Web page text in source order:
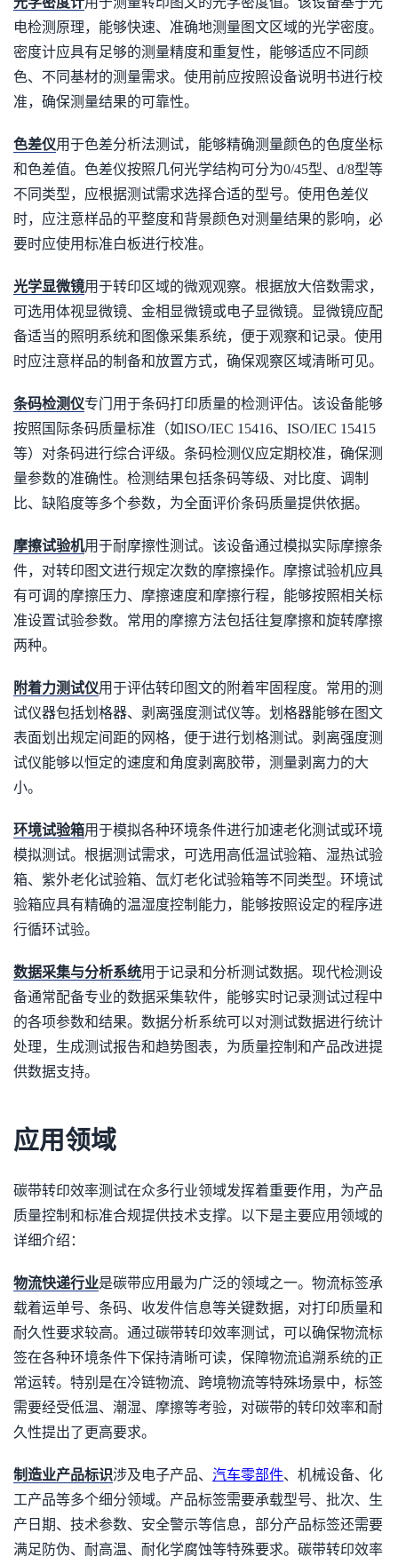
电检测原理，能够快速、准确地测量图文区域的光学密度。
密度计应具有足够的测量精度和重复性，能够适应不同颜
色、不同基材的测量需求。使用前应按照设备说明书进行校
准，确保测量结果的可靠性。
色差仪用于色差分析法测试，能够精确测量颜色的色度坐标
和色差值。色差仪按照几何光学结构可分为0/45型、d/8型等
不同类型，应根据测试需求选择合适的型号。使用色差仪
时，应注意样品的平整度和背景颜色对测量结果的影响，必
要时应使用标准白板进行校准。
光学显微镜用于转印区域的微观观察。根据放大倍数需求，
可选用体视显微镜、金相显微镜或电子显微镜。显微镜应配
备适当的照明系统和图像采集系统，便于观察和记录。使用
时应注意样品的制备和放置方式，确保观察区域清晰可见。
条码检测仪专门用于条码打印质量的检测评估。该设备能够
按照国际条码质量标准（如ISO/IEC 15416、ISO/IEC 15415
等）对条码进行综合评级。条码检测仪应定期校准，确保测
量参数的准确性。检测结果包括条码等级、对比度、调制
比、缺陷度等多个参数，为全面评价条码质量提供依据。
摩擦试验机用于耐摩擦性测试。该设备通过模拟实际摩擦条
件，对转印图文进行规定次数的摩擦操作。摩擦试验机应具
有可调的摩擦压力、摩擦速度和摩擦行程，能够按照相关标
准设置试验参数。常用的摩擦方法包括往复摩擦和旋转摩擦
两种。
附着力测试仪用于评估转印图文的附着牢固程度。常用的测
试仪器包括划格器、剥离强度测试仪等。划格器能够在图文
表面划出规定间距的网格，便于进行划格测试。剥离强度测
试仪能够以恒定的速度和角度剥离胶带，测量剥离力的大
小。
环境试验箱用于模拟各种环境条件进行加速老化测试或环境
模拟测试。根据测试需求，可选用高低温试验箱、湿热试验
箱、紫外老化试验箱、氙灯老化试验箱等不同类型。环境试
验箱应具有精确的温湿度控制能力，能够按照设定的程序进
行循环试验。
数据采集与分析系统用于记录和分析测试数据。现代检测设
备通常配备专业的数据采集软件，能够实时记录测试过程中
的各项参数和结果。数据分析系统可以对测试数据进行统计
处理，生成测试报告和趋势图表，为质量控制和产品改进提
供数据支持。
应用领域
碳带转印效率测试在众多行业领域发挥着重要作用，为产品
质量控制和标准合规提供技术支撑。以下是主要应用领域的
详细介绍：
物流快递行业是碳带应用最为广泛的领域之一。物流标签承
载着运单号、条码、收发件信息等关键数据，对打印质量和
耐久性要求较高。通过碳带转印效率测试，可以确保物流标
签在各种环境条件下保持清晰可读，保障物流追溯系统的正
常运转。特别是在冷链物流、跨境物流等特殊场景中，标签
需要经受低温、潮湿、摩擦等考验，对碳带的转印效率和耐
久性提出了更高要求。
制造业产品标识涉及电子产品、 汽车零部件、机械设备、化
工产品等多个细分领域。产品标签需要承载型号、批次、生
产日期、技术参数、安全警示等信息，部分产品标签还需要
满足防伪、耐高温、耐化学腐蚀等特殊要求。碳带转印效率